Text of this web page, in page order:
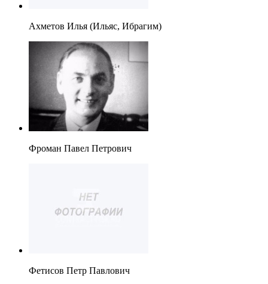
Ахметов Илья (Ильяс, Ибрагим)
Фроман Павел Петрович
Фетисов Петр Павлович